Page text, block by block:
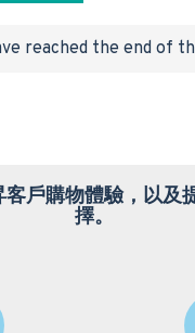
reached the end of
戶購物體驗，以及
擇。